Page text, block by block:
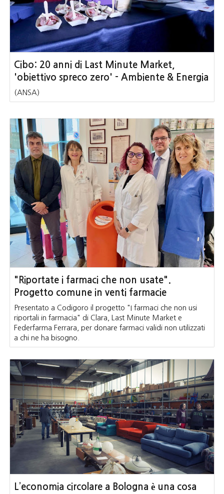
Cibo: 20 anni di Last Minute Market,
'obiettivo spreco zero' - Ambiente & Energia
(ANSA)
"Riportate i farmaci che non usate".
Progetto comune in venti farmacie
Presentato a Codigoro il progetto "I farmaci che non usi
riportali in farmacia" di Clara, Last Minute Market e
Federfarma Ferrara, per donare farmaci validi non utilizzati
a chi ne ha bisogno.
L’economia circolare a Bologna è una cosa